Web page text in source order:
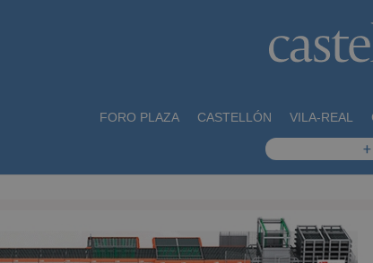
FORO PLAZA CASTELLÓN VILA-REAL